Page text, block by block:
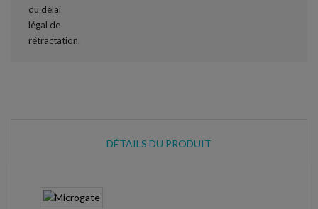
DÉTAILS DU PRODUIT